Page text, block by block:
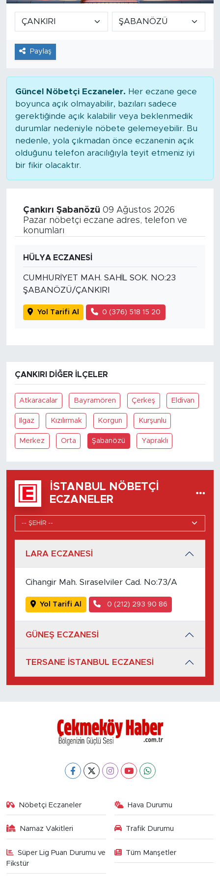
Paylaş
Güncel Nöbetçi Eczaneler. Her eczane gece
boyunca açık olmayabilir, bazıları sadece
gerektiğinde açık kalabilir veya beklenmedik
durumlar nedeniyle nöbete gelemeyebilir. Bu
nedenle, yola çıkmadan önce eczanenin açık
olduğunu telefon aracılığıyla teyit etmeniz iyi
bir fikir olacaktır.
Çankırı Şabanözü 09 Ağustos 2026
Pazar nöbetçi eczane adres, telefon ve
konumları
HÜLYA ECZANESİ
CUMHURİYET MAH. SAHİL SOK. NO:23
ŞABANÖZÜ/ÇANKIRI
Yol Tarifi Al 0 (376) 518 15 20
ÇANKIRI DIĞER İLÇELER
Atkaracalar Bayramören Çerkeş Eldivan
Ilgaz Kızılırmak Korgun Kurşunlu
Merkez Orta Şabanözü Yapraklı
İSTANBUL NÖBETÇI
ECZANELER
LARA ECZANESİ
Cihangir Mah. Sıraselviler Cad. No:73/A
Yol Tarifi Al 0 (212) 293 90 86
GÜNEŞ ECZANESİ
TERSANE İSTANBUL ECZANESİ
Nöbetçi Eczaneler Hava Durumu
Namaz Vakitleri Trafik Durumu
Süper Lig Puan Durumu ve
Fikstür
Tüm Manşetler